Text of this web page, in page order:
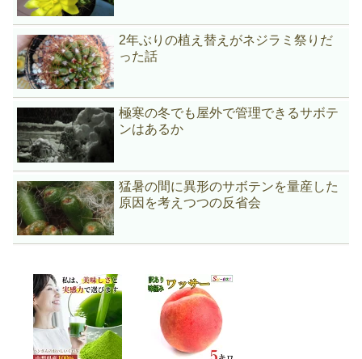
2年ぶりの植え替えがネジラミ祭りだ
った話
極寒の冬でも屋外で管理できるサボテ
ンはあるか
猛暑の間に異形のサボテンを量産した
原因を考えつつの反省会